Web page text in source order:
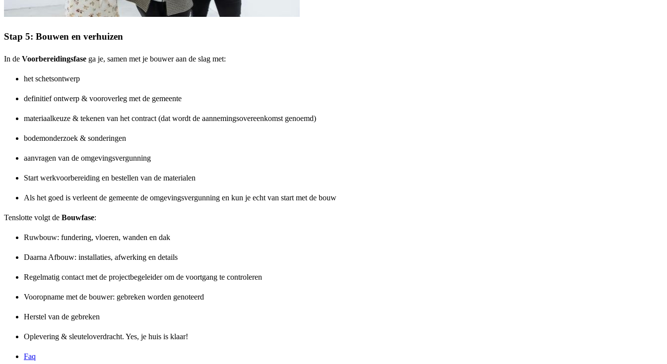
Stap 5: Bouwen en verhuizen
In de Voorbereidingsfase ga je, samen met je bouwer aan de slag met:
het schetsontwerp
definitief ontwerp & vooroverleg met de gemeente
materiaalkeuze & tekenen van het contract (dat wordt de aannemingsovereenkomst genoemd)
bodemonderzoek & sonderingen
aanvragen van de omgevingsvergunning
Start werkvoorbereiding en bestellen van de materialen
Als het goed is verleent de gemeente de omgevingsvergunning en kun je echt van start met de bouw
Tenslotte volgt de Bouwfase:
Ruwbouw: fundering, vloeren, wanden en dak
Daarna Afbouw: installaties, afwerking en details
Regelmatig contact met de projectbegeleider om de voortgang te controleren
Vooropname met de bouwer: gebreken worden genoteerd
Herstel van de gebreken
Oplevering & sleuteloverdracht. Yes, je huis is klaar!
Faq